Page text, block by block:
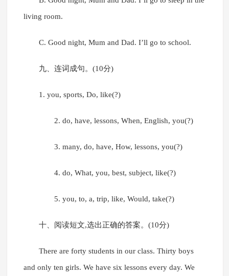
living room.
C. Good night, Mum and Dad. I’ll go to school.
九、连词成句。(10分)
1. you, sports, Do, like(?)
2. do, have, lessons, When, English, you(?)
3. many, do, have, How, lessons, you(?)
4. do, What, you, best, subject, like(?)
5. you, to, a, trip, like, Would, take(?)
十、阅读短文,选出正确的答案。(10分)
There are forty students in our class. Thirty boys
and only ten girls. We have six lessons every day. We